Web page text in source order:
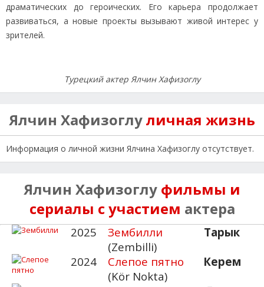
драматических до героических. Его карьера продолжает
развиваться, а новые проекты вызывают живой интерес у
зрителей.
Турецкий актер Ялчин Хафизоглу
Ялчин Хафизоглуличная жизнь
Информация о личной жизни Ялчина Хафизоглу отсутствует.
Ялчин Хафизоглу фильмы и
сериалы с участием актера
2025
Зембилли
(Zembilli)
Тарык
2024
Слепое пятно
(Kör Nokta)
Керем